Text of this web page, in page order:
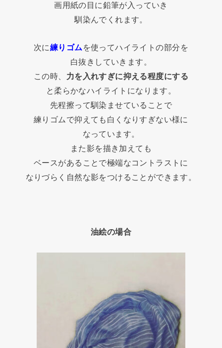
画用紙の目に鉛筆が入っていき
馴染んでくれます。
次に練りゴム を使ってハイライトの部分を
白抜きしていきます。
この時、 力を入れすぎに抑える程度にする
と柔らかなハイライトになります。
先程擦って馴染ませていることで
練りゴムで抑えても白くなりすぎない様に
なっています。
また影を描き加えても
ベースがあることで極端なコントラストに
なりづらく自然な影をつけることができます。
油絵の場合